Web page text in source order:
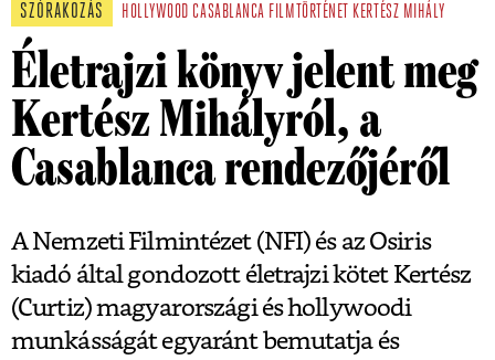
SZÓRAKOZÁS HOLLYWOOD CASABLANCA FILMTÖRTÉNET KERTÉSZ MIHÁLY
Életrajzi könyv jelent meg
Kertész Mihályról, a
Casablanca rendezőjéről
A Nemzeti Filmintézet (NFI) és az Osiris
kiadó által gondozott életrajzi kötet Kertész
(Curtiz) magyarországi és hollywoodi
munkásságát egyaránt bemutatja és